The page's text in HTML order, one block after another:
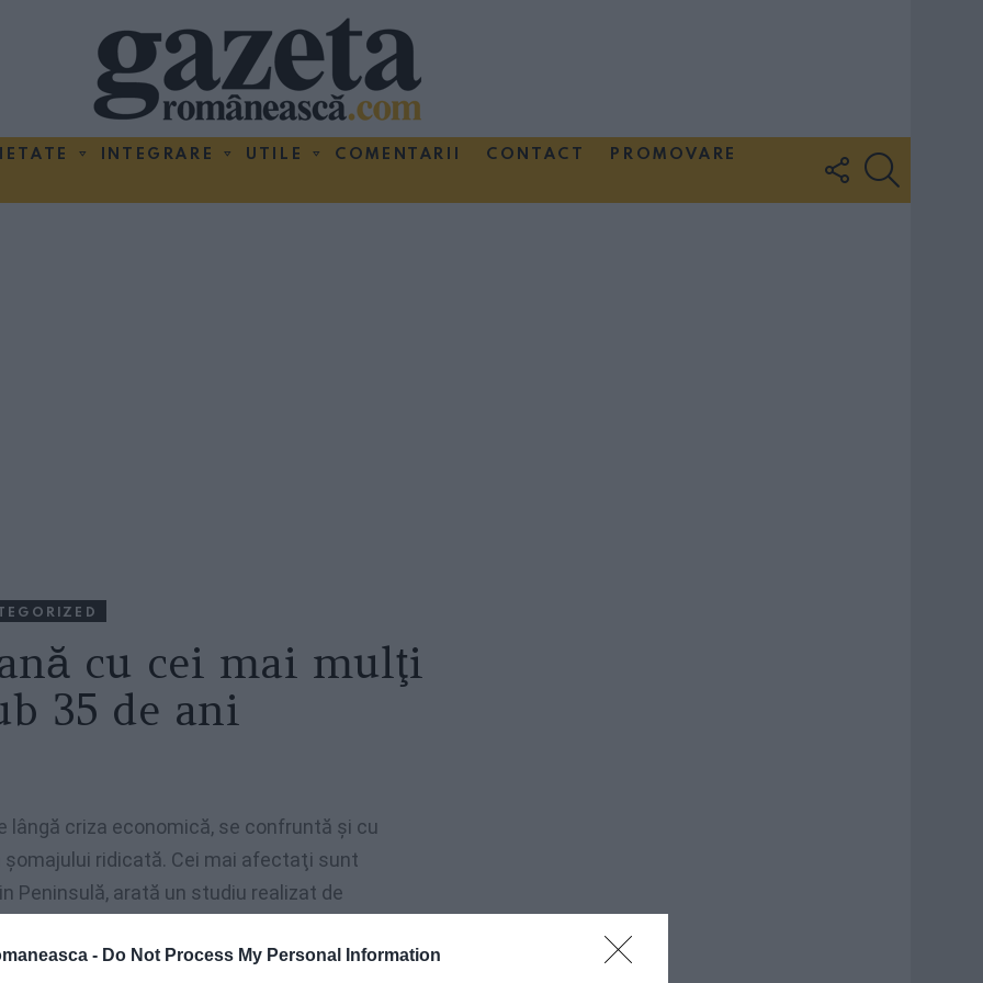
- Do Not Process My Personal Information
INTEGRARE UTILE COMENTARII CONTACT
PROMOVARE
FOLLOW
US
cu cei mai mulţi
35 de ani
lângă criza economică, se confruntă şi cu
şomajului ridicată. Cei mai afectaţi sunt
Peninsulă, arată un studiu realizat de